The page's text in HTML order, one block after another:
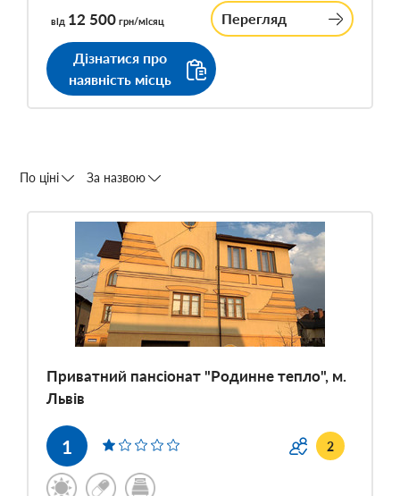
від 12 500 грн/місяц Перегляд
Дізнатися про
наявність місць
По ціні За назвою
Приватний пансіонат "Родинне тепло", м.
Львів
1 2